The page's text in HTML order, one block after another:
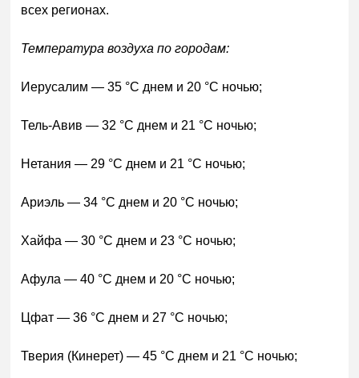
всех регионах.
Температура воздуха по городам:
Иерусалим — 35 °C днем и 20 °C ночью;
Тель-Авив — 32 °C днем и 21 °C ночью;
Нетания — 29 °C днем и 21 °C ночью;
Ариэль — 34 °C днем и 20 °C ночью;
Хайфа — 30 °C днем и 23 °C ночью;
Афула — 40 °C днем и 20 °C ночью;
Цфат — 36 °C днем и 27 °C ночью;
Тверия (Кинерет) — 45 °C днем и 21 °C ночью;